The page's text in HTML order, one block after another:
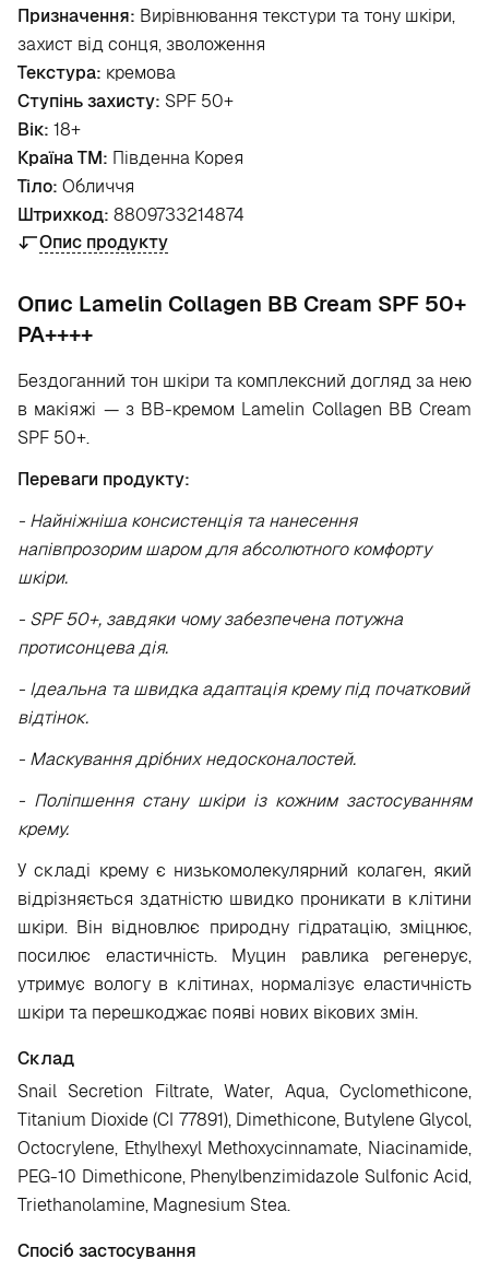
Призначення: Вирівнювання текстури та тону шкіри,
захист від сонця, зволоження
Текстура: кремова
Ступінь захисту: SPF 50+
Вік: 18+
Країна ТМ: Південна Корея
Тіло: Обличчя
Штрихкод: 8809733214874
Опис продукту
Опис Lamelin Collagen BB Cream SPF 50+
PA++++
Бездоганний тон шкіри та комплексний догляд за нею
в макіяжі — з BB-кремом Lamelin Collagen BB Cream
SPF 50+.
Переваги продукту:
- Найніжніша консистенція та нанесення
напівпрозорим шаром для абсолютного комфорту
шкіри.
- SPF 50+, завдяки чому забезпечена потужна
протисонцева дія.
- Ідеальна та швидка адаптація крему під початковий
відтінок.
- Маскування дрібних недосконалостей.
- Поліпшення стану шкіри із кожним застосуванням
крему.
У складі крему є низькомолекулярний колаген, який
відрізняється здатністю швидко проникати в клітини
шкіри. Він відновлює природну гідратацію, зміцнює,
посилює еластичність. Муцин равлика регенерує,
утримує вологу в клітинах, нормалізує еластичність
шкіри та перешкоджає появі нових вікових змін.
Склад
Snail Secretion Filtrate, Water, Aqua, Cyclomethicone,
Titanium Dioxide (CI 77891), Dimethicone, Butylene Glycol,
Octocrylene, Ethylhexyl Methoxycinnamate, Niacinamide,
PEG-10 Dimethicone, Phenylbenzimidazole Sulfonic Acid,
Triethanolamine, Magnesium Stea.
Спосіб застосування